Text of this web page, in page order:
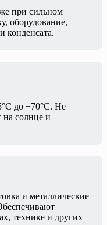
при сильном
оборудование,
конденсата.
до +70°C. Не
на солнце и
и металлические
технике и других